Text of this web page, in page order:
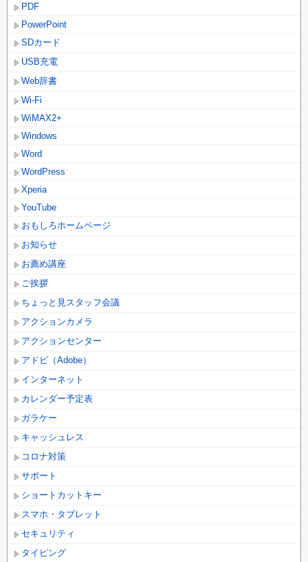
PDF
PowerPoint
SDカード
USB充電
Web辞書
Wi-Fi
WiMAX2+
Windows
Word
WordPress
Xperia
YouTube
おもしろホームページ
お知らせ
お薦め講座
ご挨拶
ちょっと見スタッフ会議
アクションカメラ
アクションセンター
アドビ（Adobe）
インターネット
カレンダー予定表
ガラケー
キャッシュレス
コロナ対策
サポート
ショートカットキー
スマホ・タブレット
セキュリティ
タイピング